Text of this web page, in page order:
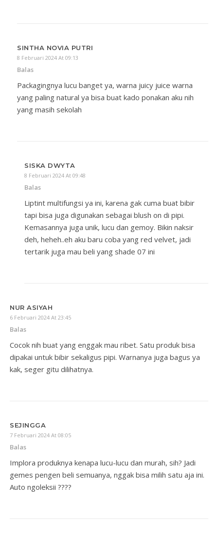
SINTHA NOVIA PUTRI
8 Februari 2024 At 09:13
Balas
Packagingnya lucu banget ya, warna juicy juice warna
yang paling natural ya bisa buat kado ponakan aku nih
yang masih sekolah
SISKA DWYTA
8 Februari 2024 At 09:48
Balas
Liptint multifungsi ya ini, karena gak cuma buat bibir
tapi bisa juga digunakan sebagai blush on di pipi.
Kemasannya juga unik, lucu dan gemoy. Bikin naksir
deh, heheh..eh aku baru coba yang red velvet, jadi
tertarik juga mau beli yang shade 07 ini
NUR ASIYAH
6 Februari 2024 At 23:45
Balas
Cocok nih buat yang enggak mau ribet. Satu produk bisa
dipakai untuk bibir sekaligus pipi. Warnanya juga bagus ya
kak, seger gitu dilihatnya.
SEJINGGA
7 Februari 2024 At 08:05
Balas
Implora produknya kenapa lucu-lucu dan murah, sih? Jadi
gemes pengen beli semuanya, nggak bisa milih satu aja ini.
Auto ngoleksii ????